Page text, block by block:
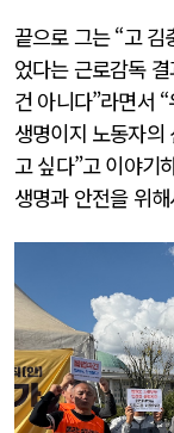
끝으로 그는 “고
었다는 근로감독
건 아니다”라면서
생명이지 노동자의
고 싶다”고 이야기
생명과 안전을 위